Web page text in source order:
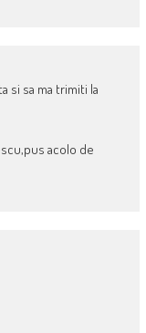
si sa ma trimiti la
acolo de